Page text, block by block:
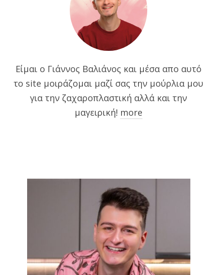
Είμαι ο Γιάννος Βαλιάνος και μέσα απο αυτό
το site μοιράζομαι μαζί σας την μούρλια μου
για την ζαχαροπλαστική αλλά και την
μαγειρική! more